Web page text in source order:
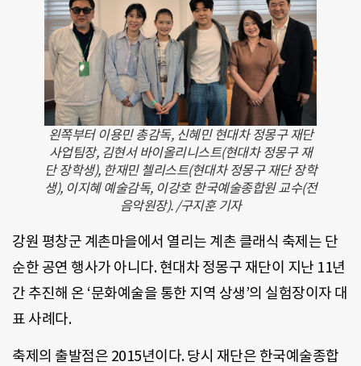
왼쪽부터 이용민 총감독, 신혜민 현대차 정몽구 재단
사업팀장, 김현서 바이올리니스트(현대차 정몽구 재
단 장학생), 한재민 첼리스트(현대차 정몽구 재단 장학
생), 이지혜 예술감독, 이강호 한국예술종합원 교수(전
음악원장). /구지훈 기자
강원 평창군 계촌마을에서 열리는 계촌 클래식 축제는 단
순한 공연 행사가 아니다. 현대차 정몽구 재단이 지난 11년
간 추진해 온 ‘문화예술을 통한 지역 상생’의 실험장이자 대
표 사례다.
축제의 출발점은 2015년이다. 당시 재단은 한국예술종합